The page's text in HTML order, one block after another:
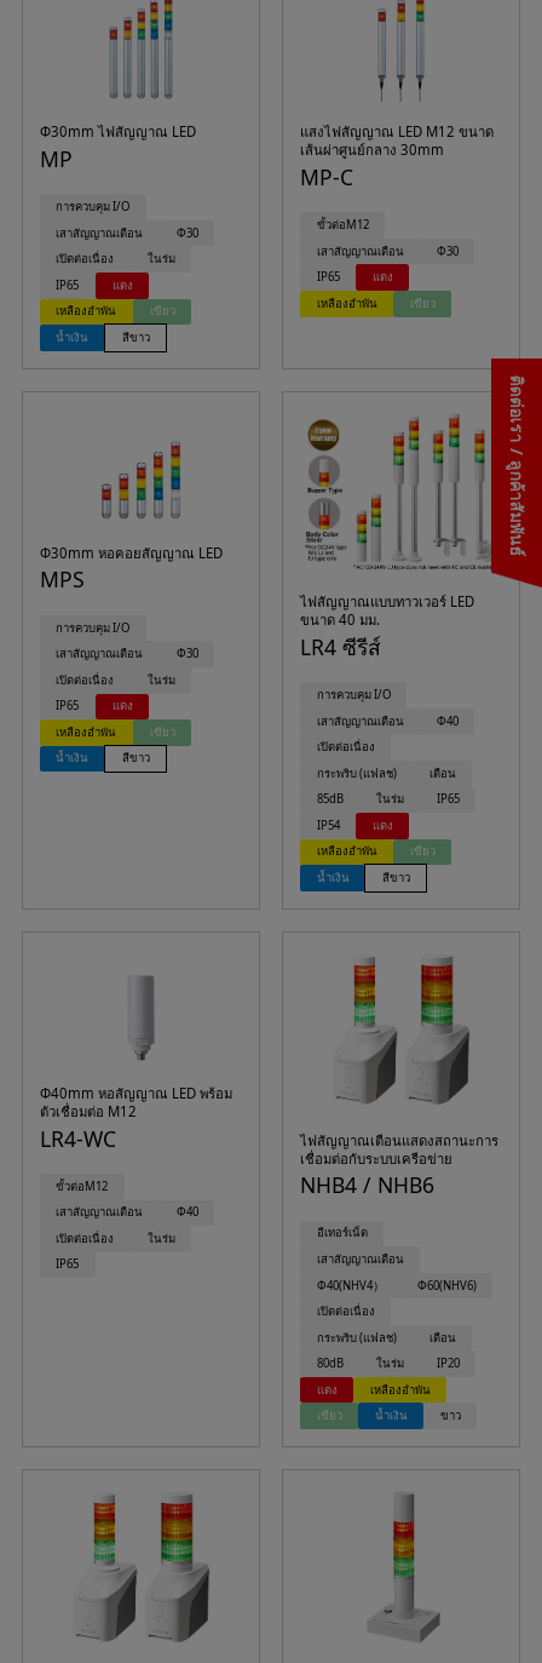
ติดต่อเรา / ลูกค้าสัมพันธ์
Φ30mm ไฟสัญญาณ LED
MP
การควบคุม I/O
เสาสัญญาณเตือน
Φ30
เปิดต่อเนื่อง
ในร่ม
IP65
แดง
เหลืองอำพัน
เขียว
น้ำเงิน
สีขาว
แสงไฟสัญญาณ LED M12 ขนาด
เส้นผ่าศูนย์กลาง 30mm
MP-C
ขั้วต่อM12
เสาสัญญาณเตือน
Φ30
IP65
แดง
เหลืองอำพัน
เขียว
Φ30mm หอคอยสัญญาณ LED
MPS
การควบคุม I/O
เสาสัญญาณเตือน
Φ30
เปิดต่อเนื่อง
ในร่ม
IP65
แดง
เหลืองอำพัน
เขียว
น้ำเงิน
สีขาว
ไฟสัญญาณแบบทาวเวอร์ LED
ขนาด 40 มม.
LR4 ซีรีส์
การควบคุม I/O
เสาสัญญาณเตือน
Φ40
เปิดต่อเนื่อง
กระพริบ (แฟลช)
เตือน
85dB
ในร่ม
IP65
IP54
แดง
เหลืองอำพัน
เขียว
น้ำเงิน
สีขาว
Φ40mm หอสัญญาณ LED พร้อม
ตัวเชื่อมต่อ M12
LR4-WC
ขั้วต่อM12
เสาสัญญาณเตือน
Φ40
เปิดต่อเนื่อง
ในร่ม
IP65
ไฟสัญญาณเตือนแสดงสถานะการ
เชื่อมต่อกับระบบเครือข่าย
NHB4 / NHB6
อีเทอร์เน็ต
เสาสัญญาณเตือน
Φ40(NHV4）
Φ60(NHV6)
เปิดต่อเนื่อง
กระพริบ (แฟลช)
เตือน
80dB
ในร่ม
IP20
แดง
เหลืองอำพัน
เขียว
น้ำเงิน ขาว